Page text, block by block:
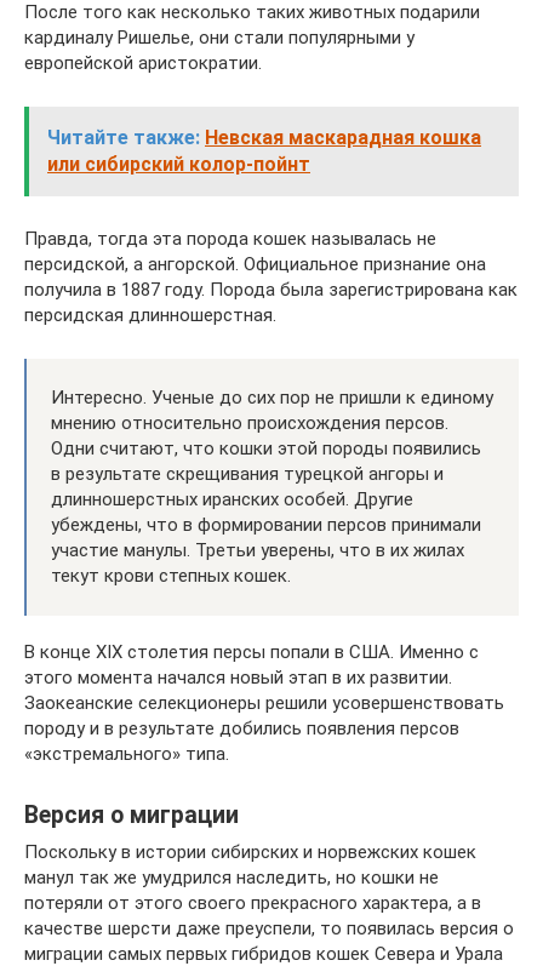
После того как несколько таких животных подарили
кардиналу Ришелье, они стали популярными у
европейской аристократии.
Читайте также: Невская маскарадная кошка
или сибирский колор-пойнт
Правда, тогда эта порода кошек называлась не
персидской, а ангорской. Официальное признание она
получила в 1887 году. Порода была зарегистрирована как
персидская длинношерстная.
Интересно. Ученые до сих пор не пришли к единому
мнению относительно происхождения персов.
Одни считают, что кошки этой породы появились
в результате скрещивания турецкой ангоры и
длинношерстных иранских особей. Другие
убеждены, что в формировании персов принимали
участие манулы. Третьи уверены, что в их жилах
текут крови степных кошек.
В конце XIX столетия персы попали в США. Именно с
этого момента начался новый этап в их развитии.
Заокеанские селекционеры решили усовершенствовать
породу и в результате добились появления персов
«экстремального» типа.
Версия о миграции
Поскольку в истории сибирских и норвежских кошек
манул так же умудрился наследить, но кошки не
потеряли от этого своего прекрасного характера, а в
качестве шерсти даже преуспели, то появилась версия о
миграции самых первых гибридов кошек Севера и Урала